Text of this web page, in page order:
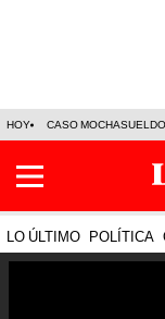
HOY CASO
LO ÚLTIMO POLÍTICA